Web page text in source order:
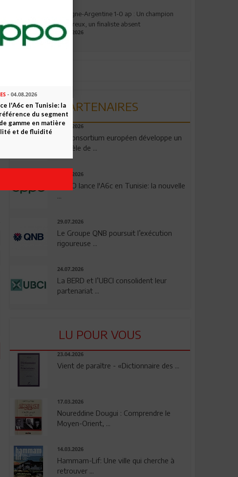
Espagne-Argentine 1-0 ap : Un champion
valeureux, un finaliste absent
19.07.2026
PARTENAIRES
06.08.2026
Un consortium européen développe un
modèle de ...
04.08.2026
OPPO lance l'A6c en Tunisie: la nouvelle
...
29.07.2026
Le Groupe QNB poursuit l’exécution
rigoureuse ...
24.07.2026
La BERD et l’UBCI consolident leur
partenariat ...
LU POUR VOUS
23.04.2026
Vient de paraître - «Dictionnaire des ...
17.03.2026
Noureddine Dougui : Comprendre le
Moyen-Orient, ...
14.03.2026
Hammam-Lif: Une ville qui cherche à
retrouver ...
- 04.08.2026
l'A6c en Tunisie: la
du segment
gamme en matière
et de fluidité